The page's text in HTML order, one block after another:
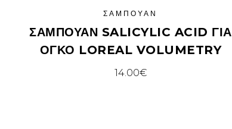
ΣΑΜΠΟΥΆΝ
ΣΑΜΠΟΥΆΝ SALICYLIC ACID ΓΙΑ
ΌΓΚΟ LOREAL VOLUMETRY
14.00€